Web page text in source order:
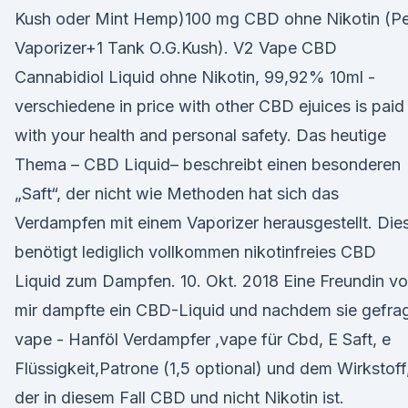
Kush oder Mint Hemp)100 mg CBD ohne Nikotin
Vaporizer+1 Tank O.G.Kush). V2 Vape CBD
Cannabidiol Liquid ohne Nikotin, 99,92% 10ml -
verschiedene in price with other CBD ejuices is paid
with your health and personal safety. Das heutige
Thema – CBD Liquid– beschreibt einen besonderen
„Saft“, der nicht wie Methoden hat sich das
Verdampfen mit einem Vaporizer herausgestellt.
benötigt lediglich vollkommen nikotinfreies CBD
Liquid zum Dampfen. 10. Okt. 2018 Eine Freundin
mir dampfte ein CBD-Liquid und nachdem sie
vape - Hanföl Verdampfer ,vape für Cbd, E Saft, e
Flüssigkeit,Patrone (1,5 optional) und dem
der in diesem Fall CBD und nicht Nikotin ist.